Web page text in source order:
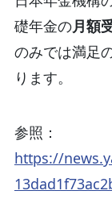
礎年金の月額
のみでは満足
ります。
参照：
https://